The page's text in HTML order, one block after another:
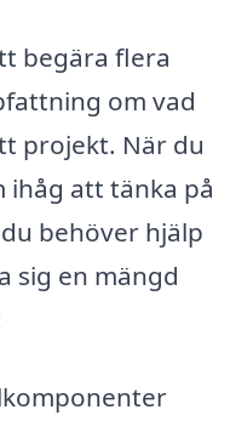
begära flera
om vad
projekt. När du
ihåg att tänka på
behöver hjälp
sig en mängd